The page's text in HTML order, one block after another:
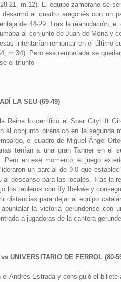
21, m.12). El equipo zamorano se
al cuadro aragonés con un
de 44-29. Tras la reanudación,
al conjunto de Juan de Mena y
intentarían remontar en el último
m.34). Pero esa remontada se
el triunfo
LA SEU (69-49)
Reina lo certificó el Spar CityLift
al conjunto pirenaico en la segunda
el cuadro de Miguel Ángel
tenían a una gran Tanner en el
Pero en ese momento, el juego
un parcial de 9-0 que
al descanso para las locales. Tras la
los tableros con Ify Ibekwe y
distancias para dejar al equipo
la victoria gerundense con
a jugadoras de la cantera
UNIVERSITARIO DE FERROL (80-
Andrés Estrada y consiguió el